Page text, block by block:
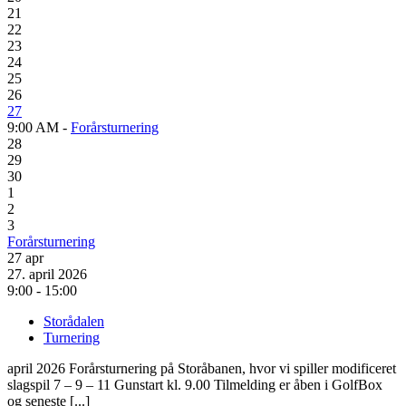
21
22
23
24
25
26
27
9:00 AM - Forårsturnering
28
29
30
1
2
3
Forårsturnering
27 apr
27. april 2026
9:00 - 15:00
Storådalen
Turnering
april 2026 Forårsturnering på Storåbanen, hvor vi spiller modificeret
slagspil 7 – 9 – 11 Gunstart kl. 9.00 Tilmelding er åben i GolfBox
og seneste [...]